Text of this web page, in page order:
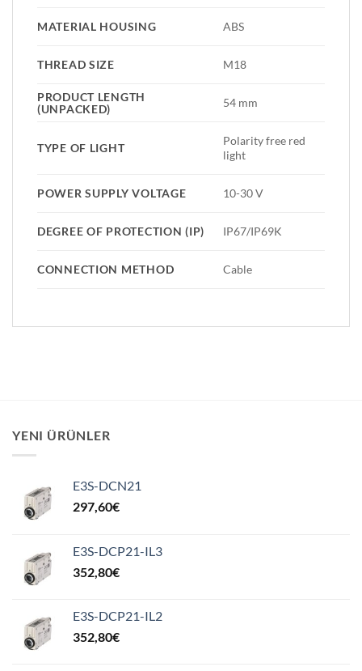
MATERIAL HOUSING ABS
THREAD SIZE M18
PRODUCT LENGTH
(UNPACKED)
54 mm
TYPE OF LIGHT
Polarity free red
light
POWER SUPPLY VOLTAGE 10-30 V
DEGREE OF PROTECTION (IP) IP67/IP69K
CONNECTION METHOD Cable
YENI ÜRÜNLER
E3S-DCN21
297,60€
E3S-DCP21-IL3
352,80€
E3S-DCP21-IL2
352,80€